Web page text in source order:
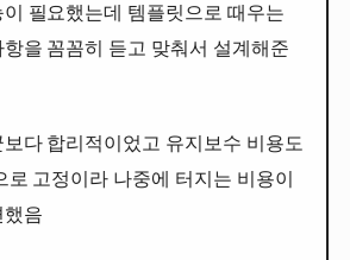
필요했는데 템플릿으로 때우는
을 꼼꼼히 듣고 맞춰서 설계해준
다 합리적이었고 유지보수 비용도
로 고정이라 나중에 터지는 비용이
했음